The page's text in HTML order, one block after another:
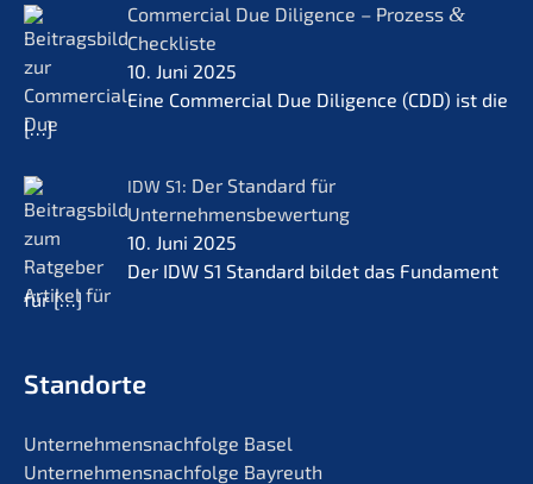
Commer­cial Due Diligence – Prozess &
Checkliste
10. Juni 2025
Eine Commer­cial Due Diligence (CDD) ist die
[…]
IDW S1: Der Standard für
Unternehmensbewertung
10. Juni 2025
Der IDW S1 Standard bildet das Funda­ment
für[…]
Standorte
Unternehmens­nachfolge Basel
Unternehmens­nachfolge Bayreuth